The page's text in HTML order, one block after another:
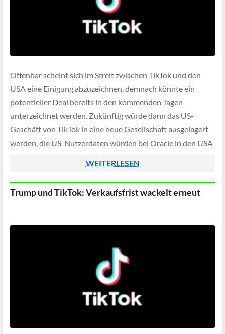
Offenbar scheint sich im Streit zwischen TikTok und den
USA eine Einigung abzuzeichnen, demnach könnte ein
potentieller Deal bereits in den kommenden Tagen
unterzeichnet werden. Zukünftig würde dann das US-
Geschäft von TikTok in eine neue Gesellschaft ausgelagert
werden, die US-Nutzerdaten würden bei Oracle in den USA
WEITERLESEN
Trump und TikTok: Verkaufsfrist wackelt erneut